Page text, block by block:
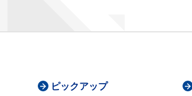
ピックアップ